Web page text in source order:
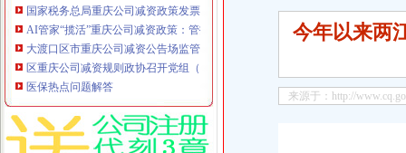
国家税务总局重庆公司减资政策发票数据显示今年前四个月全国企业销售收入
AI管家“揽活”重庆公司减资政策：管护4万平方米绿化带知旱涝会施肥能捉虫，
大渡口区市重庆公司减资公告场监管局开展眼镜行业广告宣传专项检查
区重庆公司减资规则政协召开党组（扩大）会议暨五届三十五次主席会议
医保热点问题解答
今年以来两
来源于：http://